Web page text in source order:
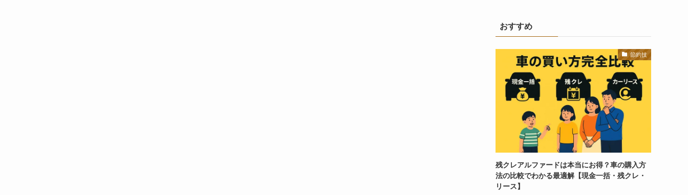
おすすめ
節約技
残クレアルファードは本当にお得？車の購入方
法の比較でわかる最適解【現金一括・残クレ・
リース】